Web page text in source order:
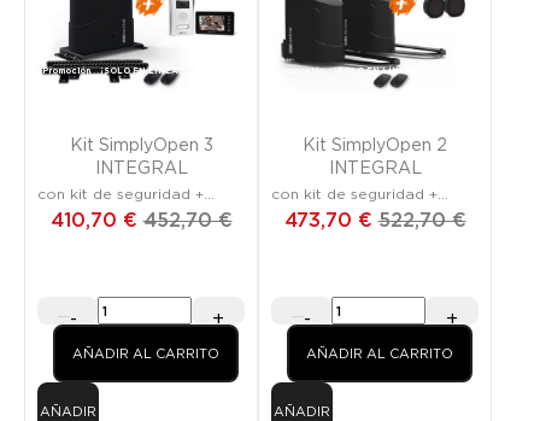
¡SOLO EN LÍNEA!
Promoción
Kit SimplyOpen 3
INTEGRAL
con kit de seguridad +
VisioFirst 4.3
410,70 € 452,70 €
- +
AÑADIR AL CARRITO
AÑADIR
¡SOLO EN LÍNEA!
Promoción
Kit SimplyOpen 2
INTEGRAL
con kit de seguridad +
VisioFirst 4.3
473,70 € 522,70 €
- +
AÑADIR AL CARRITO
AÑADIR